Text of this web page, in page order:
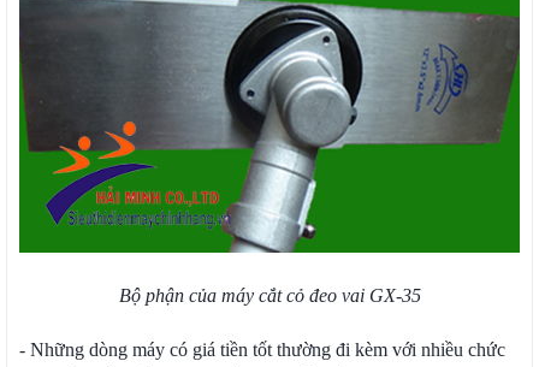
Bộ phận của máy cắt cỏ đeo vai GX-35
- Những dòng máy có giá tiền tốt thường đi kèm với nhiều chức